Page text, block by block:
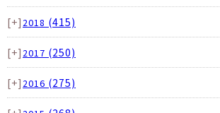
[+] 2018 (415)
[+] 2017 (250)
[+] 2016 (275)